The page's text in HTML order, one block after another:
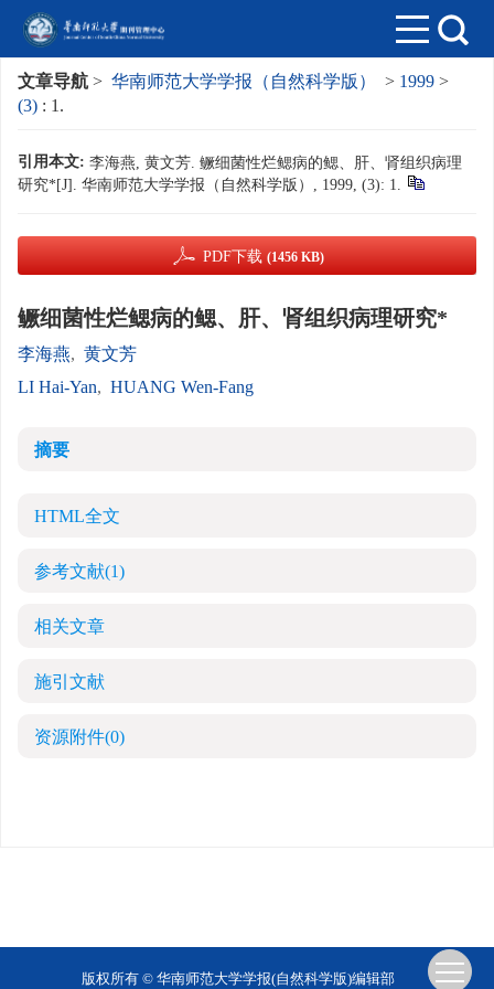
文章导航 > 华南师范大学学报（自然科学版） > 1999 >
(3) : 1.
引用本文: 李海燕, 黄文芳. 鳜细菌性烂鳃病的鳃、肝、肾组织病理
研究*[J]. 华南师范大学学报（自然科学版）, 1999, (3): 1.
PDF下载 (1456 KB)
鳜细菌性烂鳃病的鳃、肝、肾组织病理研究*
李海燕, 黄文芳
LI Hai-Yan, HUANG Wen-Fang
摘要
HTML全文
参考文献(1)
相关文章
施引文献
资源附件(0)
版权所有 © 华南师范大学学报(自然科学版)编辑部